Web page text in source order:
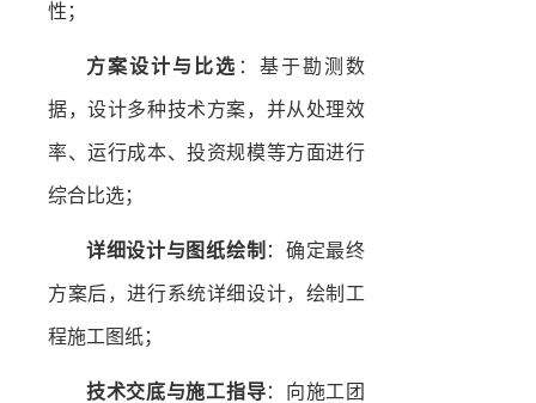
性；
方案设计与比选 ：基于勘测数
据，设计多种技术方案，并从处理效
率、运行成本、投资规模等方面进行
综合比选；
详细设计与图纸绘制 ：确定最终
方案后，进行系统详细设计，绘制工
程施工图纸；
技术交底与施工指导：向施工团